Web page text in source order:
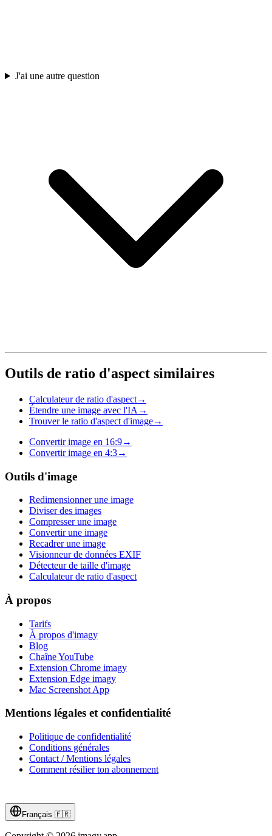
J'ai une autre question
Outils de ratio d'aspect similaires
Calculateur de ratio d'aspect→
Étendre une image avec l'IA →
Trouver le ratio d'aspect d'image→
Convertir image en 16:9→
Convertir image en 4:3→
Outils d'image
Redimensionner une image
Diviser des images
Compresser une image
Convertir une image
Recadrer une image
Visionneur de données EXIF
Détecteur de taille d'image
Calculateur de ratio d'aspect
À propos
Tarifs
À propos d'imagy
Blog
Chaîne YouTube
Extension Chrome imagy
Extension Edge imagy
Mac Screenshot App
Mentions légales et confidentialité
Politique de confidentialité
Conditions générales
Contact / Mentions légales
Comment résilier ton abonnement
Français 🇫🇷